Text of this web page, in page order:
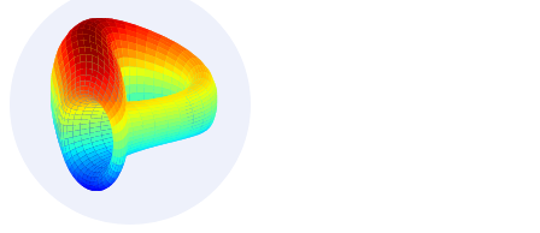
Ethereum
ETH